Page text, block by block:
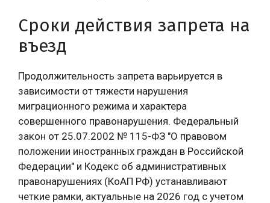
Сроки действия запрета на
въезд
Продолжительность запрета варьируется в
зависимости от тяжести нарушения
миграционного режима и характера
совершенного правонарушения. Федеральный
закон от 25.07.2002 № 115-ФЗ "О правовом
положении иностранных граждан в Российской
Федерации" и Кодекс об административных
правонарушениях (КоАП РФ) устанавливают
четкие рамки, актуальные на 2026 год с учетом